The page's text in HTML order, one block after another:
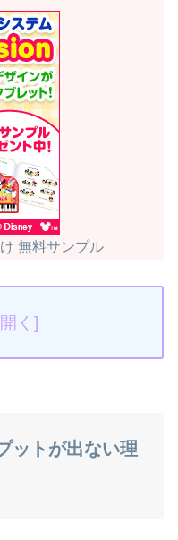
無料サンプル
ットが出ない理